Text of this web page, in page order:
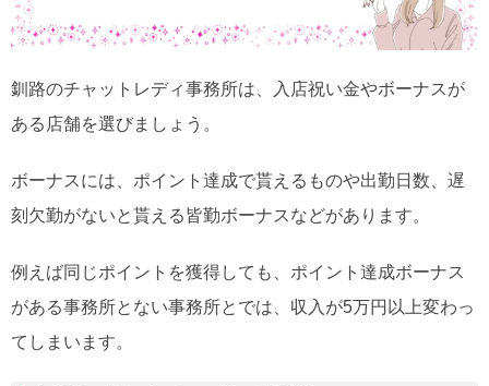
釧路のチャットレディ事務所は、入店祝い金やボーナスが
ある店舗を選びましょう。
ボーナスには、ポイント達成で貰えるものや出勤日数、遅
刻欠勤がないと貰える皆勤ボーナスなどがあります。
例えば同じポイントを獲得しても、ポイント達成ボーナス
がある事務所とない事務所とでは、収入が5万円以上変わっ
てしまいます。